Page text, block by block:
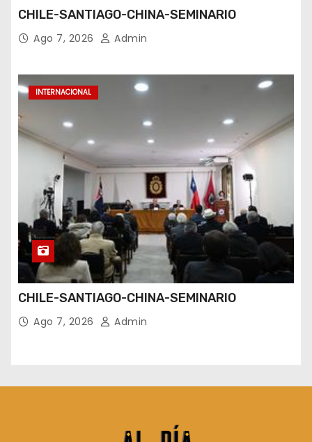
CHILE-SANTIAGO-CHINA-SEMINARIO
Ago 7, 2026 Admin
INTERNACIONAL
CHILE-SANTIAGO-CHINA-SEMINARIO
Ago 7, 2026 Admin